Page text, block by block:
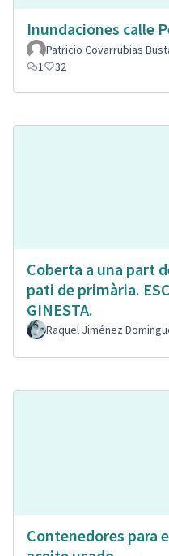
Inundaciones calle
Patricio Covarrubias
1
32
Coberta a una part
pati de primària.
GINESTA.
Raquel Jiménez
Contenedores para